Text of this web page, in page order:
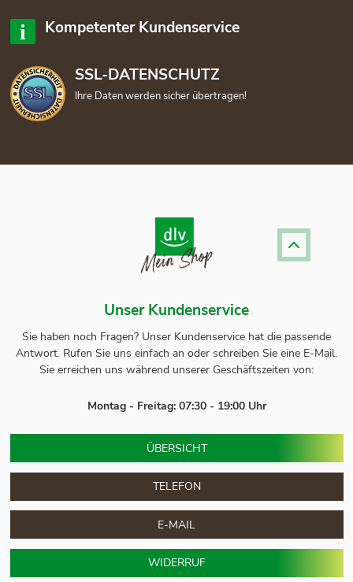
Kompetenter Kundenservice
SSL-DATENSCHUTZ
Ihre Daten werden sicher übertragen!
Unser Kundenservice
Sie haben noch Fragen? Unser Kundenservice hat die passende
Antwort. Rufen Sie uns einfach an oder schreiben Sie eine E-Mail.
Sie erreichen uns während unserer Geschäftszeiten von:
Montag - Freitag: 07:30 - 19:00 Uhr
ÜBERSICHT
TELEFON
E-MAIL
WIDERRUF